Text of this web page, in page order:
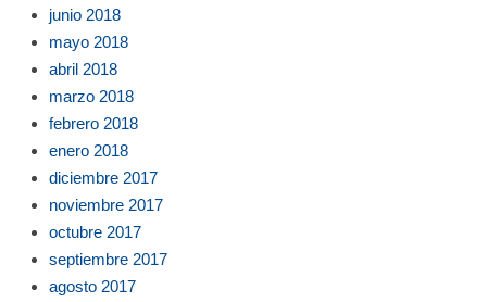
junio 2018
mayo 2018
abril 2018
marzo 2018
febrero 2018
enero 2018
diciembre 2017
noviembre 2017
octubre 2017
septiembre 2017
agosto 2017